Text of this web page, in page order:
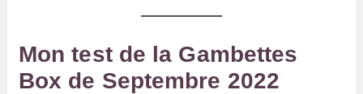
Mon test de la Gambettes
Box de Septembre 2022